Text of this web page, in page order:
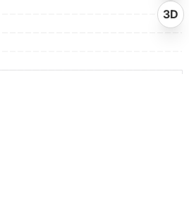
3D